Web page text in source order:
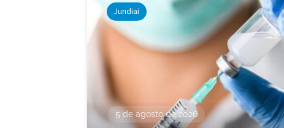
Jundiaí
5 de agosto de 2026